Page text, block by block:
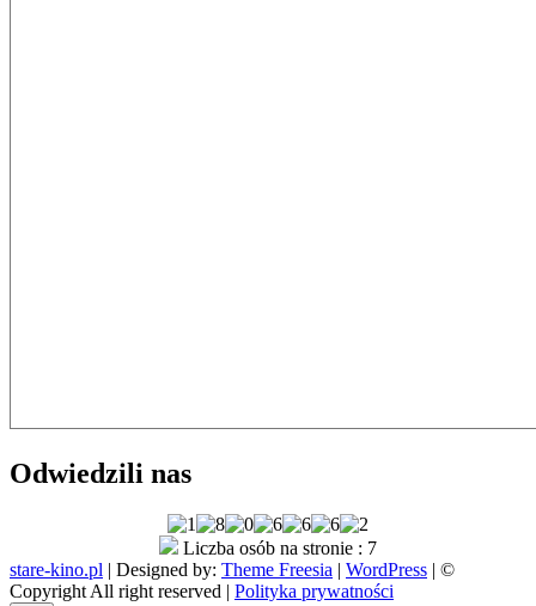
Odwiedzili nas
Liczba osób na stronie : 7
stare-kino.pl | Designed by: Theme Freesia | WordPress | ©
Copyright All right reserved | Polityka prywatności